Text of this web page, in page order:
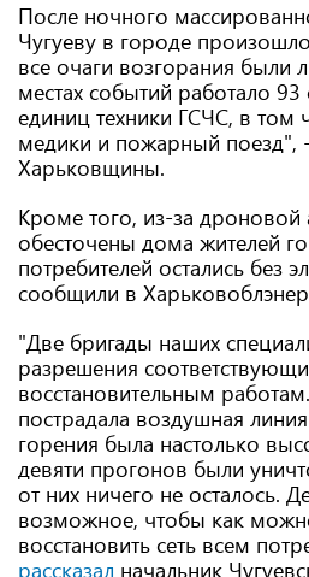
После ночного
Чугуеву в городе
все очаги возгорания были
местах событий работало 93
единиц техники ГСЧС, в том
медики и пожарный поезд",
Харьковщины.
Кроме того, из-за дроновой
обесточены дома жителей
потребителей остались без
сообщили в
"Две бригады наших
разрешения
восстановительным
пострадала воздушная
горения была настолько
девяти прогонов были
от них ничего не осталось.
возможное, чтобы как
восстановить сеть всем
рассказал начальник